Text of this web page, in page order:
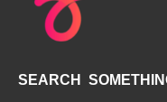
SEARCH